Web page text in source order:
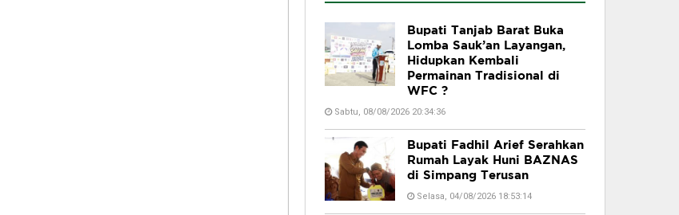
Bupati Tanjab Barat Buka
Lomba Sauk’an Layangan,
Hidupkan Kembali
Permainan Tradisional di
WFC ?
Sabtu, 08/08/2026 20:34:36
Bupati Fadhil Arief Serahkan
Rumah Layak Huni BAZNAS
di Simpang Terusan
Selasa, 04/08/2026 18:53:14